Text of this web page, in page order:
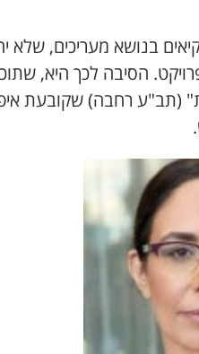
בנושא מעריכים, שלא
הסיבה לכך היא,
(תב"ע רחבה) שקובעת